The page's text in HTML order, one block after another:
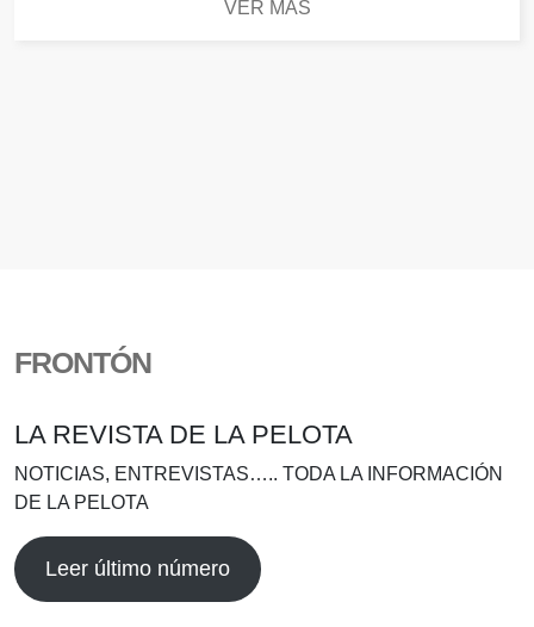
VER MÁS
FRONTÓN
LA REVISTA DE LA PELOTA
NOTICIAS, ENTREVISTAS….. TODA LA INFORMACIÓN
DE LA PELOTA
Leer último número